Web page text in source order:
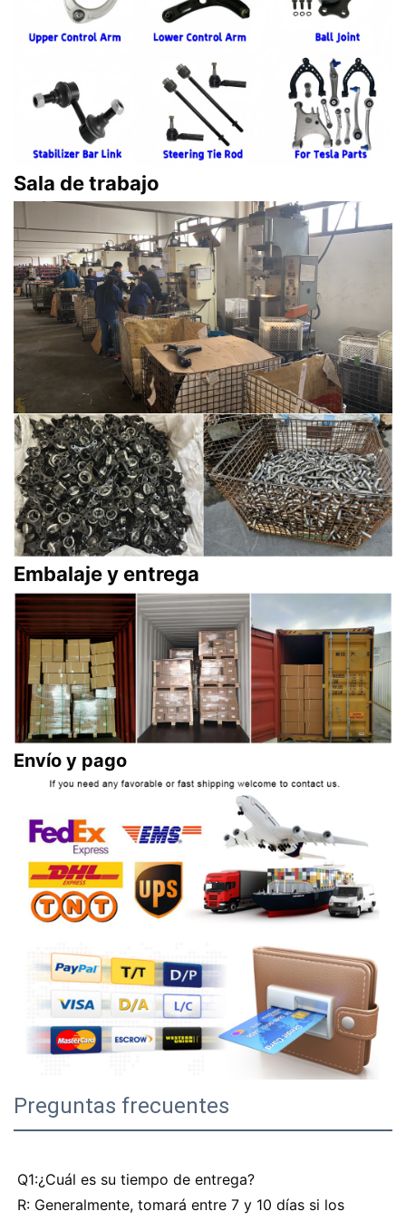
Sala de trabajo
Embalaje y entrega
Envío y pago
Preguntas frecuentes
Q1:¿Cuál es su tiempo de entrega?
R: Generalmente, tomará entre 7 y 10 días si los